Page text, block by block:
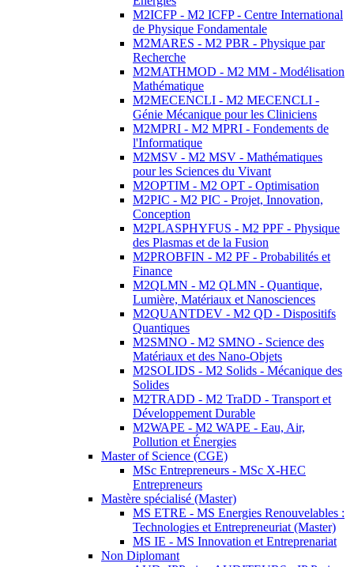
M2ICFP - M2 ICFP - Centre International
de Physique Fondamentale
M2MARES - M2 PBR - Physique par
Recherche
M2MATHMOD - M2 MM - Modélisation
Mathématique
M2MECENCLI - M2 MECENCLI -
Génie Mécanique pour les Cliniciens
M2MPRI - M2 MPRI - Fondements de
l'Informatique
M2MSV - M2 MSV - Mathématiques
pour les Sciences du Vivant
M2OPTIM - M2 OPT - Optimisation
M2PIC - M2 PIC - Projet, Innovation,
Conception
M2PLASPHYFUS - M2 PPF - Physique
des Plasmas et de la Fusion
M2PROBFIN - M2 PF - Probabilités et
Finance
M2QLMN - M2 QLMN - Quantique,
Lumière, Matériaux et Nanosciences
M2QUANTDEV - M2 QD - Dispositifs
Quantiques
M2SMNO - M2 SMNO - Science des
Matériaux et des Nano-Objets
M2SOLIDS - M2 Solids - Mécanique des
Solides
M2TRADD - M2 TraDD - Transport et
Développement Durable
M2WAPE - M2 WAPE - Eau, Air,
Pollution et Énergies
Master of Science (CGE)
MSc Entrepreneurs - MSc X-HEC
Entrepreneurs
Mastère spécialisé (Master)
MS ETRE - MS Energies Renouvelables :
Technologies et Entrepreneuriat (Master)
MS IE - MS Innovation et Entreprenariat
Non Diplomant